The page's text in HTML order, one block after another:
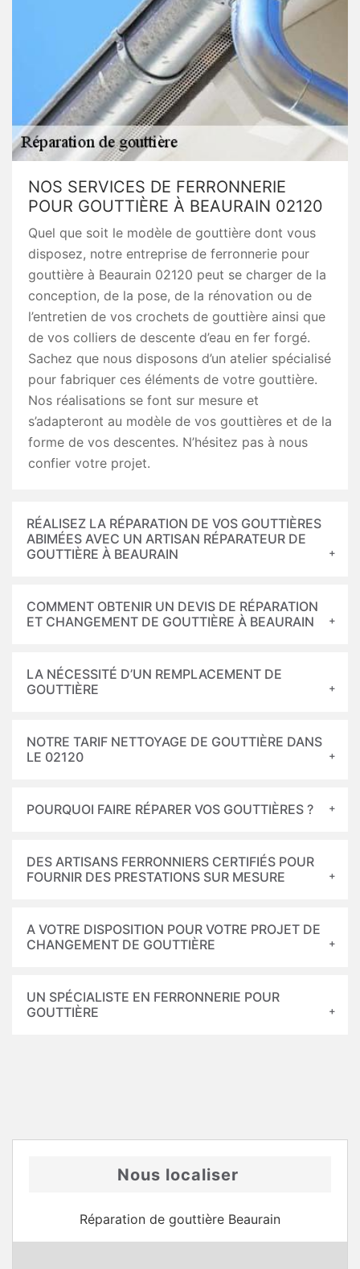
NOS SERVICES DE FERRONNERIE
POUR GOUTTIÈRE À BEAURAIN 02120
Quel que soit le modèle de gouttière dont vous
disposez, notre entreprise de ferronnerie pour
gouttière à Beaurain 02120 peut se charger de la
conception, de la pose, de la rénovation ou de
l’entretien de vos crochets de gouttière ainsi que
de vos colliers de descente d’eau en fer forgé.
Sachez que nous disposons d’un atelier spécialisé
pour fabriquer ces éléments de votre gouttière.
Nos réalisations se font sur mesure et
s’adapteront au modèle de vos gouttières et de la
forme de vos descentes. N’hésitez pas à nous
confier votre projet.
RÉALISEZ LA RÉPARATION DE VOS GOUTTIÈRES
ABIMÉES AVEC UN ARTISAN RÉPARATEUR DE
GOUTTIÈRE À BEAURAIN
COMMENT OBTENIR UN DEVIS DE RÉPARATION
ET CHANGEMENT DE GOUTTIÈRE À BEAURAIN
LA NÉCESSITÉ D’UN REMPLACEMENT DE
GOUTTIÈRE
NOTRE TARIF NETTOYAGE DE GOUTTIÈRE DANS
LE 02120
POURQUOI FAIRE RÉPARER VOS GOUTTIÈRES ?
DES ARTISANS FERRONNIERS CERTIFIÉS POUR
FOURNIR DES PRESTATIONS SUR MESURE
A VOTRE DISPOSITION POUR VOTRE PROJET DE
CHANGEMENT DE GOUTTIÈRE
UN SPÉCIALISTE EN FERRONNERIE POUR
GOUTTIÈRE
Nous localiser
Réparation de gouttière Beaurain